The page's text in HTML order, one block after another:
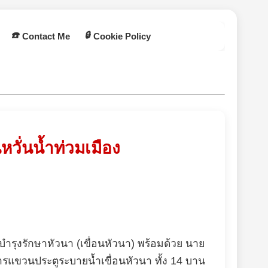
☎️ Contact Me 🔒 Cookie Policy
วั่นน้ำท่วมเมือง
ำรุงรักษาหัวนา (เขื่อนหัวนา) พร้อมด้วย นาย
แขวนประตูระบายน้ำเขื่อนหัวนา ทั้ง 14 บาน